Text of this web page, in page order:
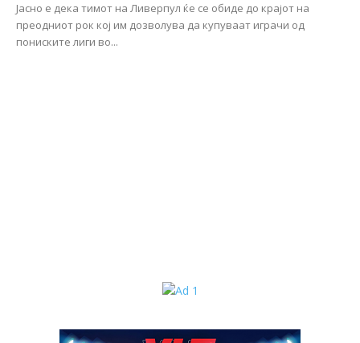
Јасно е дека тимот на Ливерпул ќе се обиде до крајот на
преодниот рок кој им дозволува да купуваат играчи од
пониските лиги во...